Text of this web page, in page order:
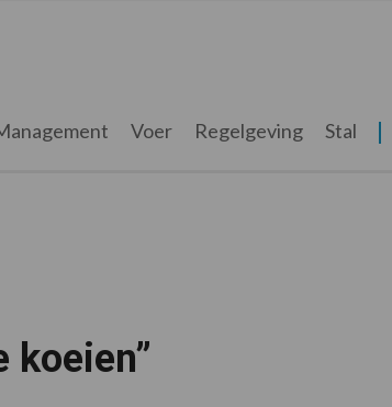
Voer Regelgeving Stal
koeien”